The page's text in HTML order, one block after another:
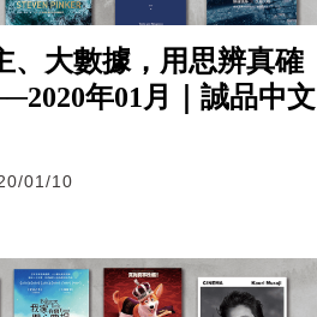
、大數據，用思辨真確
年01月｜誠品中文
01/10